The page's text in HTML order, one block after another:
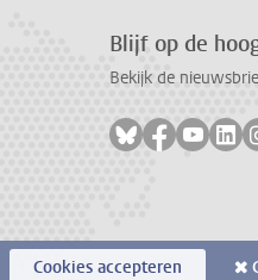
Blijf op de
Bekijk de
Volg ons op
Volg ons
Volg
Cookies accepteren